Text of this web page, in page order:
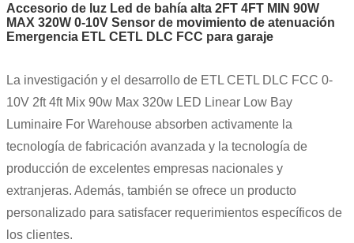
Accesorio de luz Led de bahía alta 2FT 4FT MIN 90W
MAX 320W 0-10V Sensor de movimiento de atenuación
Emergencia ETL CETL DLC FCC para garaje
La investigación y el desarrollo de ETL CETL DLC FCC 0-
10V 2ft 4ft Mix 90w Max 320w LED Linear Low Bay
Luminaire For Warehouse absorben activamente la
tecnología de fabricación avanzada y la tecnología de
producción de excelentes empresas nacionales y
extranjeras. Además, también se ofrece un producto
personalizado para satisfacer requerimientos específicos de
los clientes.